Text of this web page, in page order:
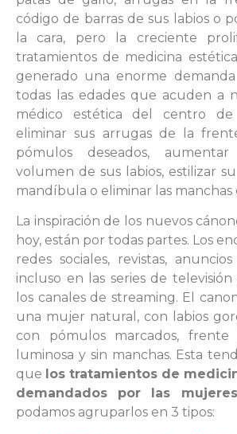
código de barras de sus labios o
la cara, pero la creciente
tratamientos de medicina
generado una enorme
todas las edades que acuden a
médico estética del centro de
eliminar sus arrugas de la
pómulos deseados,
volumen de sus labios, estilizar
mandíbula o eliminar las manchas
La inspiración de los nuevos
hoy, están por todas partes. Los
redes sociales, revistas,
incluso en las series de televisión
los canales de streaming. El
una mujer natural, con labios
con pómulos marcados,
luminosa y sin manchas. Esta
que los tratamientos de
demandados por las
podamos agruparlos en 3 tipos: